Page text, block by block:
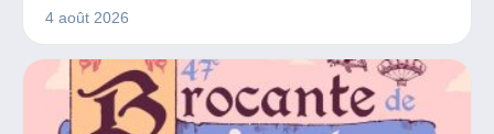
4 août 2026